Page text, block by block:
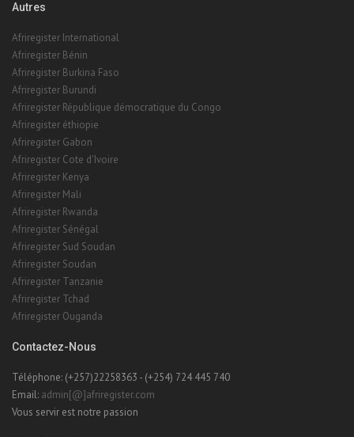
Autres
Afriregister International
Afriregister Bénin
Afriregister Burkina Faso
Afriregister Burundi
Afriregister République démocratique du Congo
Afriregister éthiopie
Afriregister Gabon
Afriregister Cote d'Ivoire
Afriregister Kenya
Afriregister Mali
Afriregister Rwanda
Afriregister Sénégal
Afriregister Sud Soudan
Afriregister Soudan
Afriregister Tanzanie
Afriregister Tchad
Afriregister Ouganda
Contactez-Nous
Téléphone: (+257)22258363 - (+254) 724 445 740
Email: admin[@]afriregister.com
Vous servir est notre passion